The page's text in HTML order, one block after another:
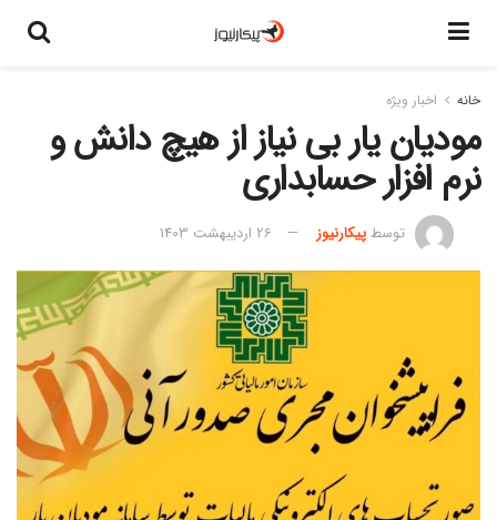
خانه اخبار ویژه
مودیان یار بی نیاز از هیچ دانش و
نرم افزار حسابداری
توسطپیکارنیوز 26 اردیبهشت 1403